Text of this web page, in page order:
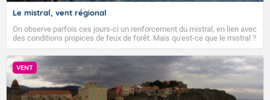
VIGILANCE ROUGE
Le mistral, vent régional
On observe parfois ces jours-ci un renforcement du mistral, en lien avec
des conditions propices de feux de forêt. Mais qu'est-ce que le mistral ?
Quelles sont ses caractéristiques ? Le mistral est un vent régional,
turbulent et généralement sec, pouvant souffler à une vitesse moyenne
de 50 km/h et atteindre 80 à 100 km/h en rafales, parfois davantage. Il
parcourt la basse vallée du Rhône et la Provence et envahit le littoral
méditerranéen à partir de la Camargue.
VENT